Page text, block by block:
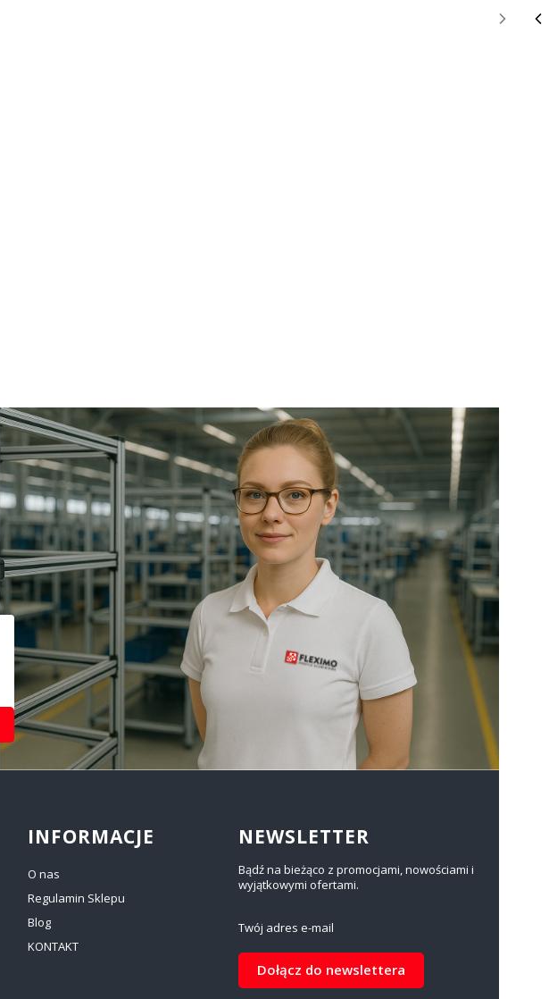
INFORMACJE
O nas
Regulamin Sklepu
Blog
KONTAKT
NEWSLETTER
Bądź na bieżąco z promocjami, nowościami i
wyjątkowymi ofertami.
Twój adres e-mail
Dołącz do newslettera